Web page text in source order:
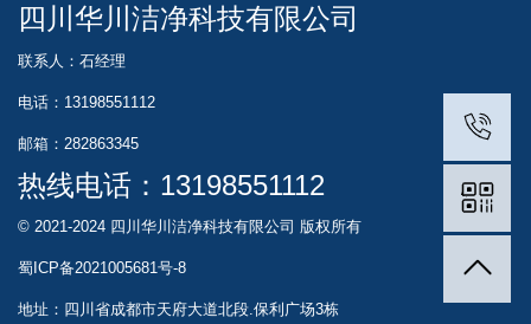
四川华川洁净科技有限公司
联系人：石经理
电话：13198551112
邮箱：282863345
热线电话： 13198551112
© 2021-2024 四川华川洁净科技有限公司 版权所有
蜀ICP备2021005681号-8
地址：四川省成都市天府大道北段.保利广场3栋